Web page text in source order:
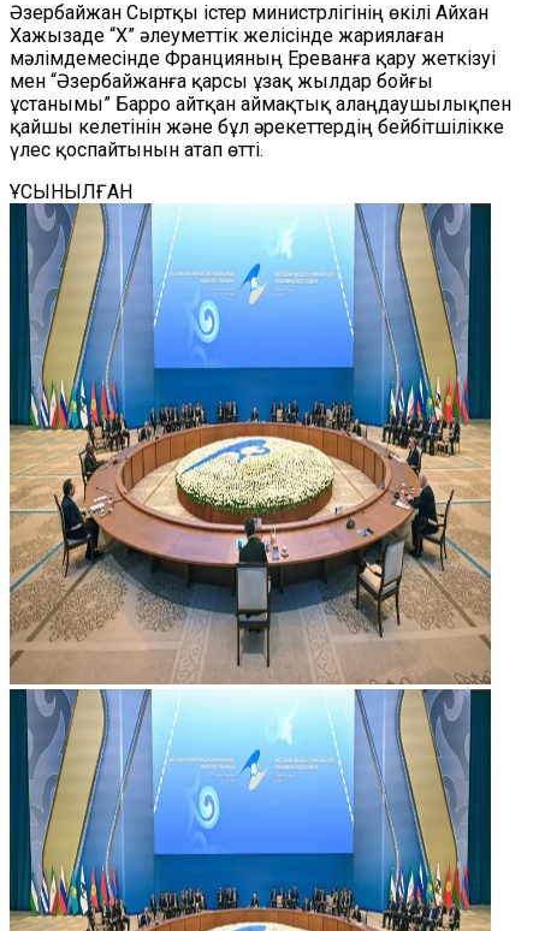
Әзербайжан Сыртқы істер министрлігінің өкілі Айхан
Хажызаде “X” әлеуметтік желісінде жариялаған
мәлімдемесінде Францияның Ереванға қару жеткізуі
мен “Әзербайжанға қарсы ұзақ жылдар бойғы
ұстанымы” Барро айтқан аймақтық алаңдаушылықпен
қайшы келетінін және бұл әрекеттердің бейбітшілікке
үлес қоспайтынын атап өтті.
ҰСЫНЫЛҒАН